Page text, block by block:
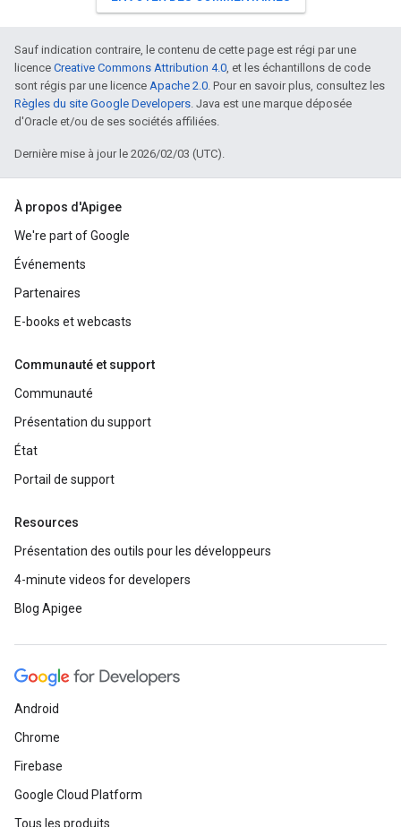
Sauf indication contraire, le contenu de cette page est régi par une
licence Creative Commons Attribution 4.0, et les échantillons de code
sont régis par une licence Apache 2.0. Pour en savoir plus, consultez les
Règles du site Google Developers. Java est une marque déposée
d'Oracle et/ou de ses sociétés affiliées.
Dernière mise à jour le 2026/02/03 (UTC).
À propos d'Apigee
We're part of Google
Événements
Partenaires
E-books et webcasts
Communauté et support
Communauté
Présentation du support
État
Portail de support
Resources
Présentation des outils pour les développeurs
4-minute videos for developers
Blog Apigee
Android
Chrome
Firebase
Google Cloud Platform
Tous les produits